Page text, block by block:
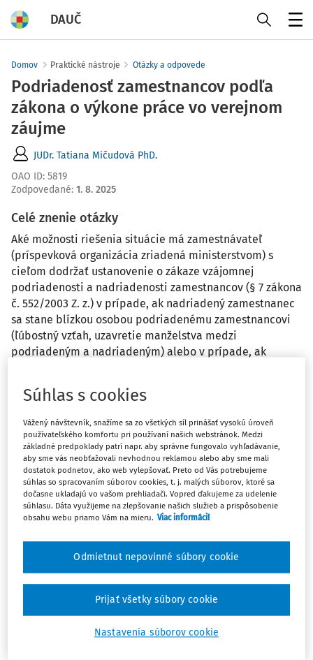
DAUČ
Domov Praktické nástroje Otázky a odpovede
Podriadenosť zamestnancov podľa
zákona o výkone práce vo verejnom
záujme
JUDr. Tatiana Mičudová PhD.
OAO ID: 5819
Zodpovedané: 1. 8. 2025
Celé znenie otázky
Aké možnosti riešenia situácie má zamestnávateľ
(príspevková organizácia zriadená ministerstvom) s
cieľom dodržať ustanovenie o zákaze vzájomnej
podriadenosti a nadriadenosti zamestnancov (§ 7 zákona
č. 552/2003 Z. z.) v prípade, ak nadriadený zamestnanec
sa stane blízkou osobou podriadenému zamestnancovi
(ľúbostný vzťah, uzavretie manželstva medzi
podriadeným a nadriadeným) alebo v prípade, ak
zamestnávateľ v čase zaradenia nemal vedomosť, a
uvedené zistil po 2 rokoch zamestnávania týchto osôb,
ak ani jeden z týchto zamestnancov nesúhlasí so zmenou
pracovných podmienok, prípadne zamestnávateľ ani
nemá možnosť zamestnanca (po dohode so
zamestnancom) preradiť ho na iné miesto, lebo
(vhodným) voľným miestom nedisponuje, a nie je ani
možná zmena riadiacich väzieb (stanovenie iného
zamestnanca)?
Odpoveď
Máte predplatné?
Súhlas s cookies
Vážený návštevník, snažíme sa zo všetkých síl prinášať vysokú úroveň
používateľského komfortu pri používaní našich webstránok. Medzi
základné predpoklady patrí napr. aby správne fungovalo vyhľadávanie,
aby sme vás neobťažovali nevhodnou reklamou alebo aby sme mali
dostatok podnetov, ako web vylepšovať. Preto od Vás potrebujeme
súhlas so spracovaním súborov cookies, t. j. malých súborov, ktoré sa
dočasne ukladajú vo vašom prehliadači. Vopred ďakujeme za udelenie
súhlasu. Dáta využijeme na zlepšovanie našich služieb a prispôsobenie
obsahu webu priamo Vám na mieru. Viac informácií
Nastavenia súborov cookie
Odmietnut nepovinné súbory cookie
Prijať všetky súbory cookie